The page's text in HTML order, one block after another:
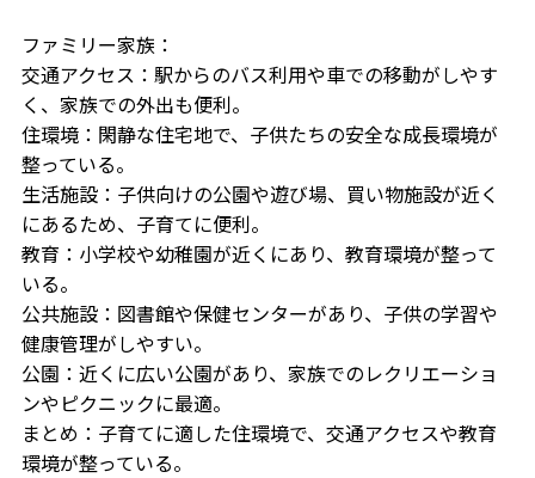
ファミリー家族：
交通アクセス：駅からのバス利用や車での移動がしやす
く、家族での外出も便利。
住環境：閑静な住宅地で、子供たちの安全な成長環境が
整っている。
生活施設：子供向けの公園や遊び場、買い物施設が近く
にあるため、子育てに便利。
教育：小学校や幼稚園が近くにあり、教育環境が整って
いる。
公共施設：図書館や保健センターがあり、子供の学習や
健康管理がしやすい。
公園：近くに広い公園があり、家族でのレクリエーショ
ンやピクニックに最適。
まとめ：子育てに適した住環境で、交通アクセスや教育
環境が整っている。